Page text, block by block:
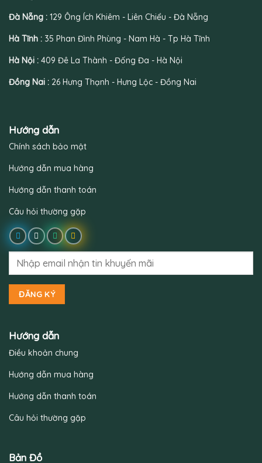
Đà Nẵng : 129 Ông Ích Khiêm - Liên Chiểu - Đà Nẵng
Hà Tĩnh : 35 Phan Đình Phùng - Nam Hà - Tp Hà Tĩnh
Hà Nội : 409 Đê La Thành - Đống Đa - Hà Nội
Đồng Nai : 26 Hưng Thạnh - Hưng Lộc - Đồng Nai
Hướng dẫn
Chính sách bảo mật
Hướng dẫn mua hàng
Hướng dẫn thanh toán
Câu hỏi thường gặp
Hướng dẫn
Điều khoản chung
Hướng dẫn mua hàng
Hướng dẫn thanh toán
Câu hỏi thường gặp
Bản Đồ